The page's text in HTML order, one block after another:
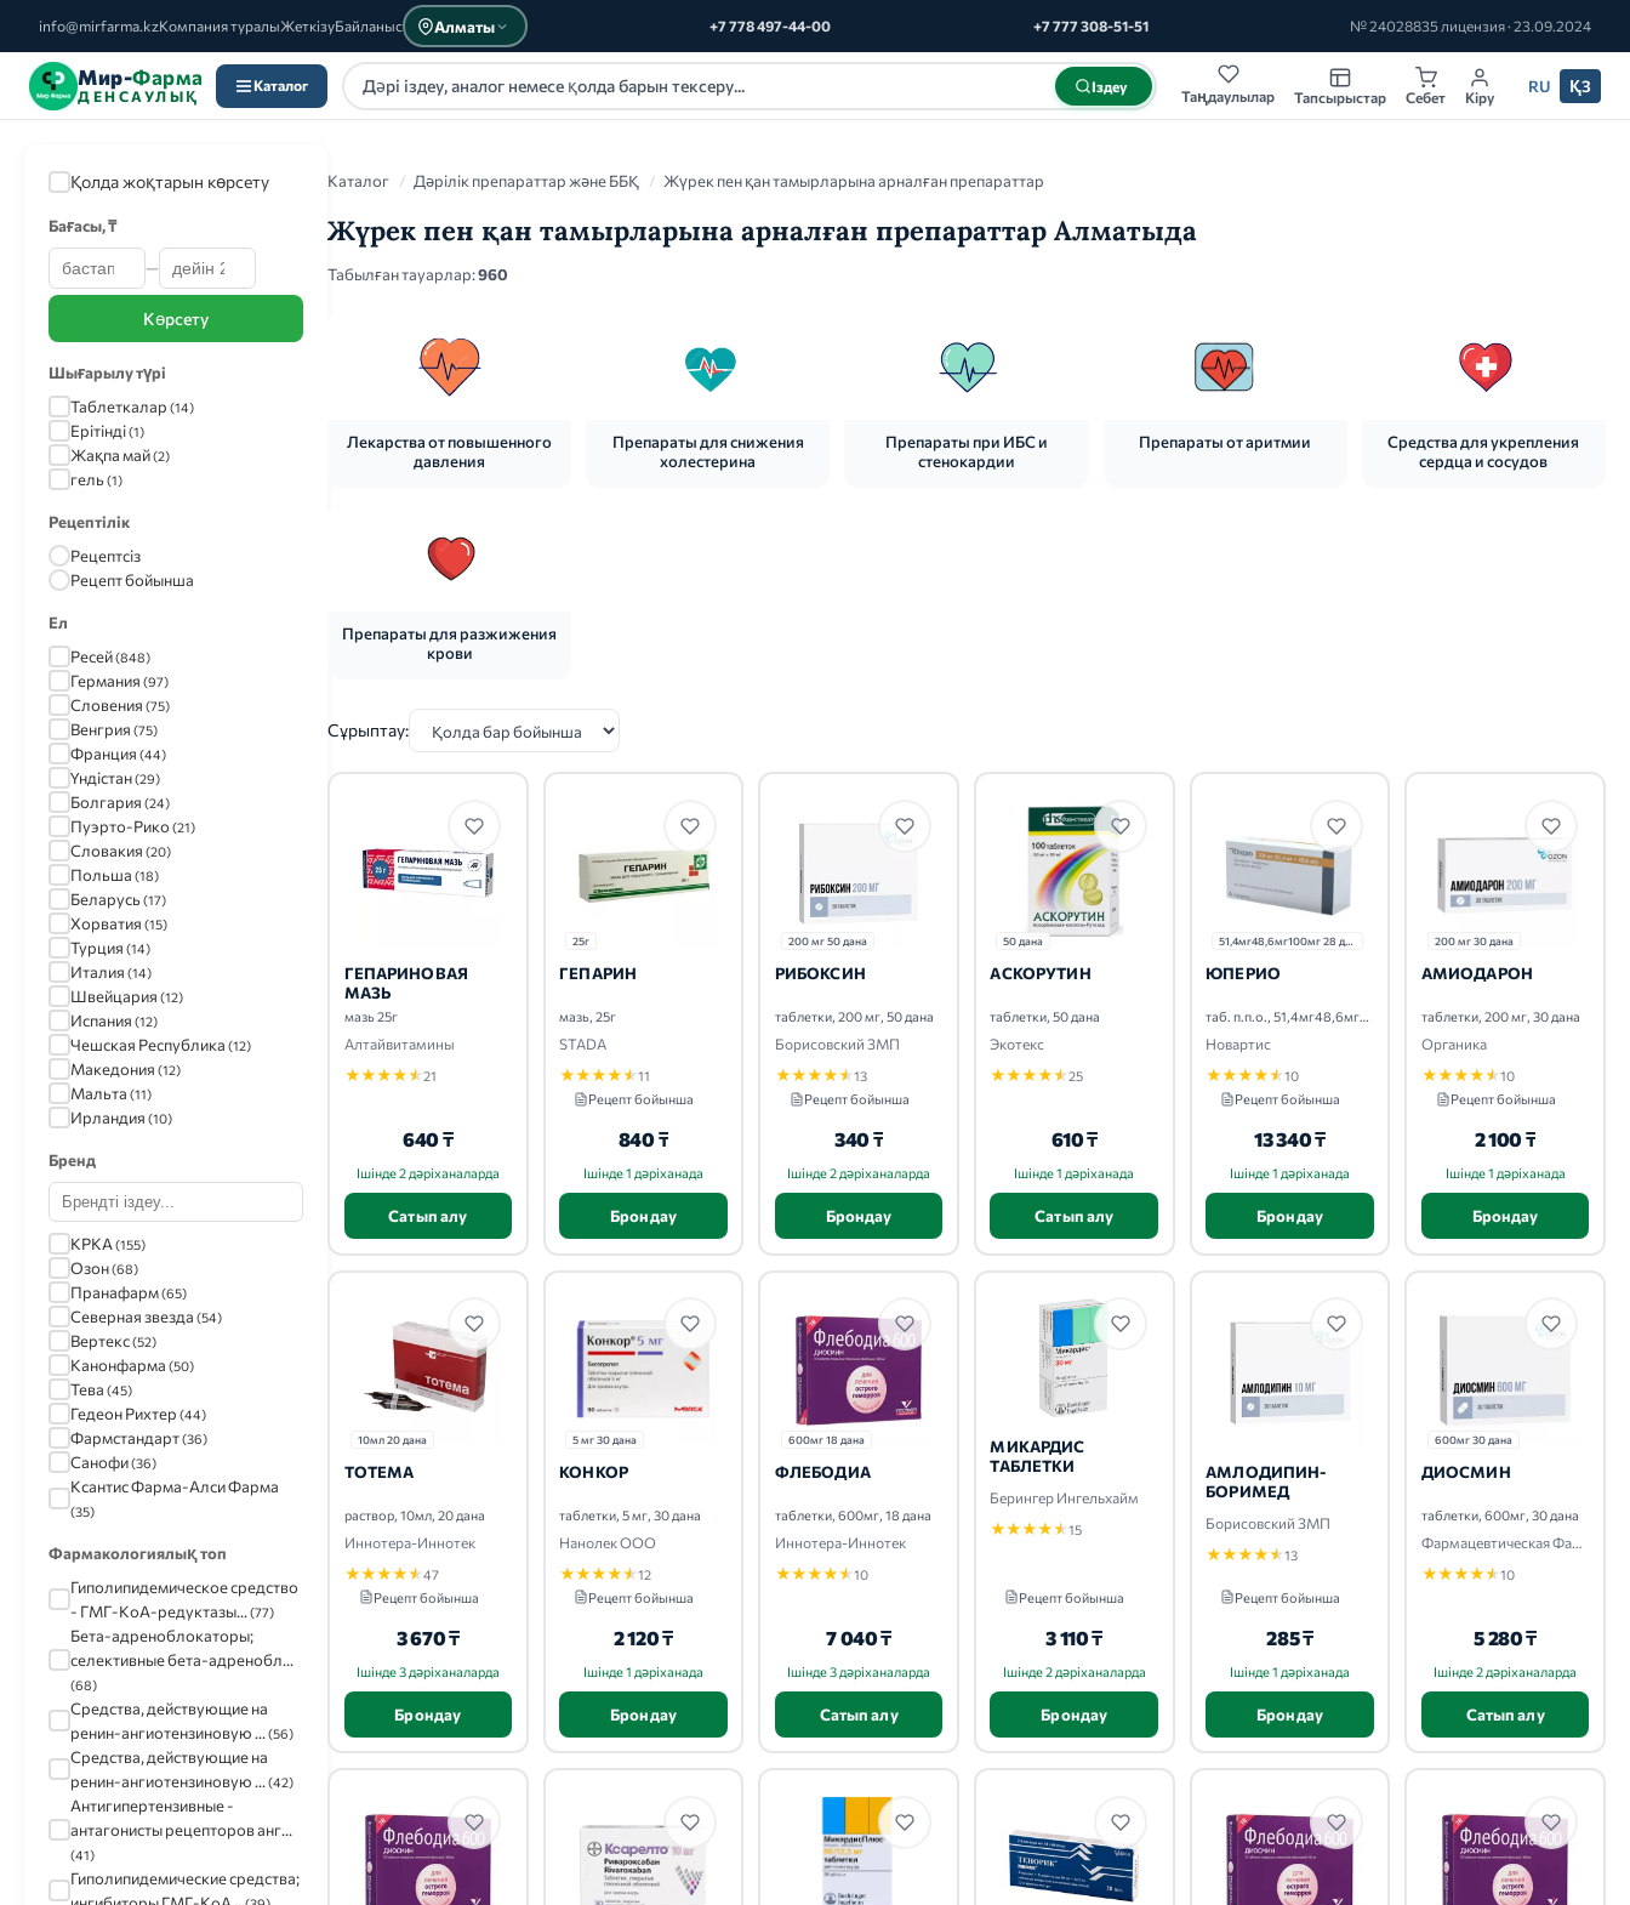
info@mirfarma.kzКомпания туралыЖеткізуБайланыс Алматы +7 778 497-44-00 +7 777 308-51-51 № 24028835 лицензия · 23.09.2024
Мир-Фарма
ДЕНСАУЛЫҚ
Каталог Іздеу
Таңдаулылар Тапсырыстар Себет Кіру
RU ҚЗ
Каталог
Қолда жоқтарын көрсету
Бағасы, ₸
—
Көрсету
Шығарылу түрі
Таблеткалар (14)
Ерітінді(1)
Жақпа май(2)
гель(1)
Рецептілік
Рецептсіз
Рецепт бойынша
Ел
Ресей(848)
Германия (97)
Словения (75)
Венгрия (75)
Франция (44)
Үндістан(29)
Болгария (24)
Пуэрто-Рико (21)
Словакия (20)
Польша (18)
Беларусь(17)
Хорватия (15)
Турция (14)
Италия (14)
Швейцария (12)
Испания (12)
Чешская Республика (12)
Македония (12)
Мальта (11)
Ирландия (10)
Бренд
КРКА (155)
Озон(68)
Пранафарм(65)
Северная звезда (54)
Вертекс(52)
Канонфарма (50)
Тева (45)
Гедеон Рихтер (44)
Фармстандарт(36)
Санофи(36)
Ксантис Фарма-Алси Фарма
(35)
Польфарма(31)
Сервье-Сердикс(29)
Обновление(27)
Велфарм(27)
Новартис(26)
Берлин-Хеми
STADA(22)
Медисорб(22)
Фармакологиялық топ
Гиполипидемическое средство
- ГМГ-КоА-редуктазы... (77)
Бета-адреноблокаторы;
селективные бета-адренобл...
(68)
Средства, действующие на
ренин-ангиотензиновую ... (56)
Средства, действующие на
ренин-ангиотензиновую ... (42)
Антигипертензивные -
антагонисты рецепторов анг...
(41)
Гиполипидемические средства;
Каталог / Дәрілік препараттар және ББҚ / Жүрек пен қан тамырларына арналған препараттар
Жүрек пен қан тамырларына арналған препараттар Алматыда
Табылған тауарлар:960
Лекарства от повышенного
давления
Препараты для снижения
холестерина
Препараты при ИБС и
стенокардии
Препараты от аритмии
Средства для укрепления
сердца и сосудов
Препараты для разжижения
крови
Сұрыптау:
ГЕПАРИНОВАЯ
МАЗЬ
мазь 25г
Алтайвитамины
★★★★★21
640 ₸
Ішінде 2 дәріханаларда
Сатып алу
25г
ГЕПАРИН
мазь, 25г
STADA
★★★★★11
Рецепт бойынша
840 ₸
Ішінде 1 дәріханада
Брондау
200 мг 50 дана
РИБОКСИН
таблетки, 200 мг, 50 дана
Борисовский ЗМП
★★★★★13
Рецепт бойынша
340 ₸
Ішінде 2 дәріханаларда
Брондау
50 дана
АСКОРУТИН
таблетки, 50 дана
Экотекс
★★★★★25
610 ₸
Ішінде 1 дәріханада
Сатып алу
51,4мг48,6мг100мг 28 дана
ЮПЕРИО
таб. п.п.о., 51,4мг48,6мг100мг, 28 дана
Новартис
★★★★★10
Рецепт бойынша
13 340 ₸
Ішінде 1 дәріханада
Брондау
200 мг 30 дана
АМИОДАРОН
таблетки, 200 мг, 30 дана
Органика
★★★★★10
Рецепт бойынша
2 100 ₸
Ішінде 1 дәріханада
Брондау
10мл 20 дана
ТОТЕМА
раствор, 10мл, 20 дана
Иннотера-Иннотек
★★★★★47
Рецепт бойынша
3 670 ₸
Ішінде 3 дәріханаларда
Брондау
5 мг 30 дана
КОНКОР
таблетки, 5 мг, 30 дана
Нанолек ООО
★★★★★12
Рецепт бойынша
2 120 ₸
Ішінде 1 дәріханада
Брондау
600мг 18 дана
ФЛЕБОДИА
таблетки, 600мг, 18 дана
Иннотера-Иннотек
★★★★★10
7 040 ₸
Ішінде 3 дәріханаларда
Сатып алу
МИКАРДИС
ТАБЛЕТКИ
Берингер Ингельхайм
★★★★★15
Рецепт бойынша
3 110 ₸
Ішінде 2 дәріханаларда
Брондау
АМЛОДИПИН-
БОРИМЕД
Борисовский ЗМП
★★★★★13
Рецепт бойынша
285 ₸
Ішінде 1 дәріханада
Брондау
600мг 30 дана
ДИОСМИН
таблетки, 600мг, 30 дана
Фармацевтическая Фабрика ООО
★★★★★10
5 280 ₸
Ішінде 2 дәріханаларда
Сатып алу